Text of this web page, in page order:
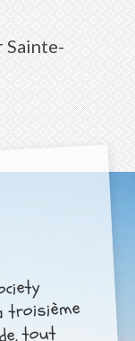
Sainte-
troisième